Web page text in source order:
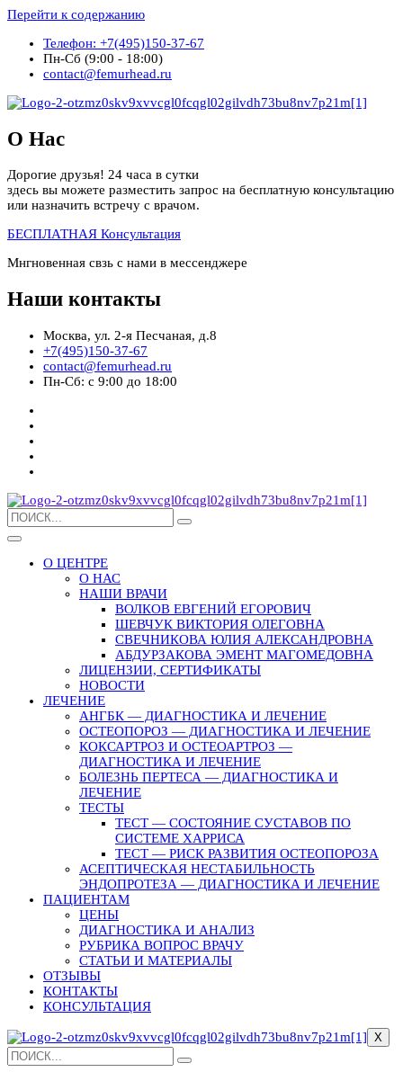
Перейти к содержанию
Телефон: +7(495)150-37-67
Пн-Сб (9:00 - 18:00)
contact@femurhead.ru
О Нас
Дорогие друзья! 24 часа в сутки
здесь вы можете разместить запрос на бесплатную консультацию
или назначить встречу с врачом.
БЕСПЛАТНАЯ Консультация
Мнгновенная свзь с нами в мессенджере
Наши контакты
Москва, ул. 2-я Песчаная, д.8
+7(495)150-37-67
contact@femurhead.ru
Пн-Сб: с 9:00 до 18:00
О ЦЕНТРЕ
О НАС
НАШИ ВРАЧИ
ВОЛКОВ ЕВГЕНИЙ ЕГОРОВИЧ
ШЕВЧУК ВИКТОРИЯ ОЛЕГОВНА
СВЕЧНИКОВА ЮЛИЯ АЛЕКСАНДРОВНА
АБДУРЗАКОВА ЭМЕНТ МАГОМЕДОВНА
ЛИЦЕНЗИИ, СЕРТИФИКАТЫ
НОВОСТИ
ЛЕЧЕНИЕ
АНГБК — ДИАГНОСТИКА И ЛЕЧЕНИЕ
ОСТЕОПОРОЗ — ДИАГНОСТИКА И ЛЕЧЕНИЕ
КОКСАРТРОЗ И ОСТЕОАРТРОЗ —
ДИАГНОСТИКА И ЛЕЧЕНИЕ
БОЛЕЗНЬ ПЕРТЕСА — ДИАГНОСТИКА И
ЛЕЧЕНИЕ
ТЕСТЫ
ТЕСТ — СОСТОЯНИЕ СУСТАВОВ ПО
СИСТЕМЕ ХАРРИСА
ТЕСТ — РИСК РАЗВИТИЯ ОСТЕОПОРОЗА
АСЕПТИЧЕСКАЯ НЕСТАБИЛЬНОСТЬ
ЭНДОПРОТЕЗА — ДИАГНОСТИКА И ЛЕЧЕНИЕ
ПАЦИЕНТАМ
ЦЕНЫ
ДИАГНОСТИКА И АНАЛИЗ
РУБРИКА ВОПРОС ВРАЧУ
СТАТЬИ И МАТЕРИАЛЫ
ОТЗЫВЫ
КОНТАКТЫ
КОНСУЛЬТАЦИЯ
X